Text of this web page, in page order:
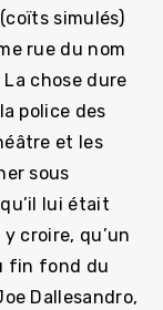
simulés)
rue du nom
chose dure
police des
et les
sous
lui était
croire, qu’un
fin fond du
Dallesandro,